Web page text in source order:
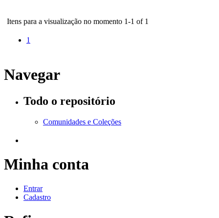
Itens para a visualização no momento 1-1 of 1
1
Navegar
Todo o repositório
Comunidades e Coleções
Minha conta
Entrar
Cadastro